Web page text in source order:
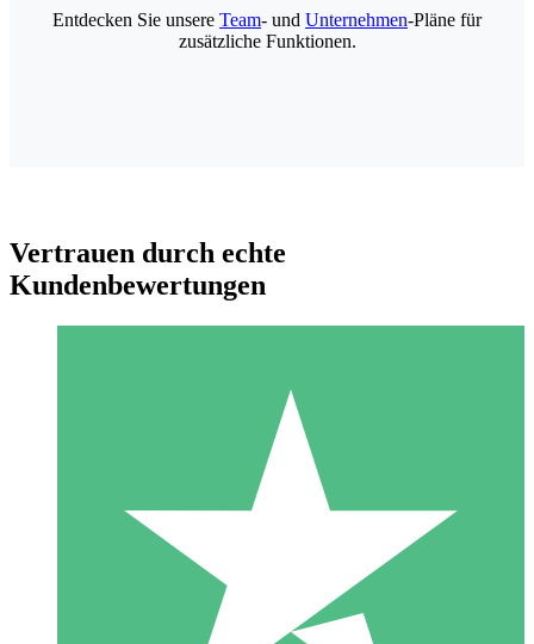
Individuelle Credit-Pakete
Zahlen Sie nach Bedarf mit Download-Credits. Keine
monatliche Verpflichtung erforderlich.
10 00
Entdecken Sie unsere Team- und Unternehmen-Pläne für
zusätzliche Funktionen.
Vertrauen durch echte
Kundenbewertungen